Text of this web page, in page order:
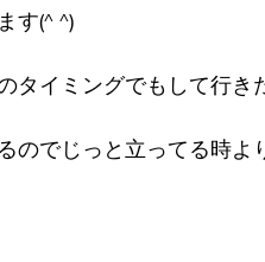
す(^ ^)
タイミングでもして行き
のでじっと立ってる時よ